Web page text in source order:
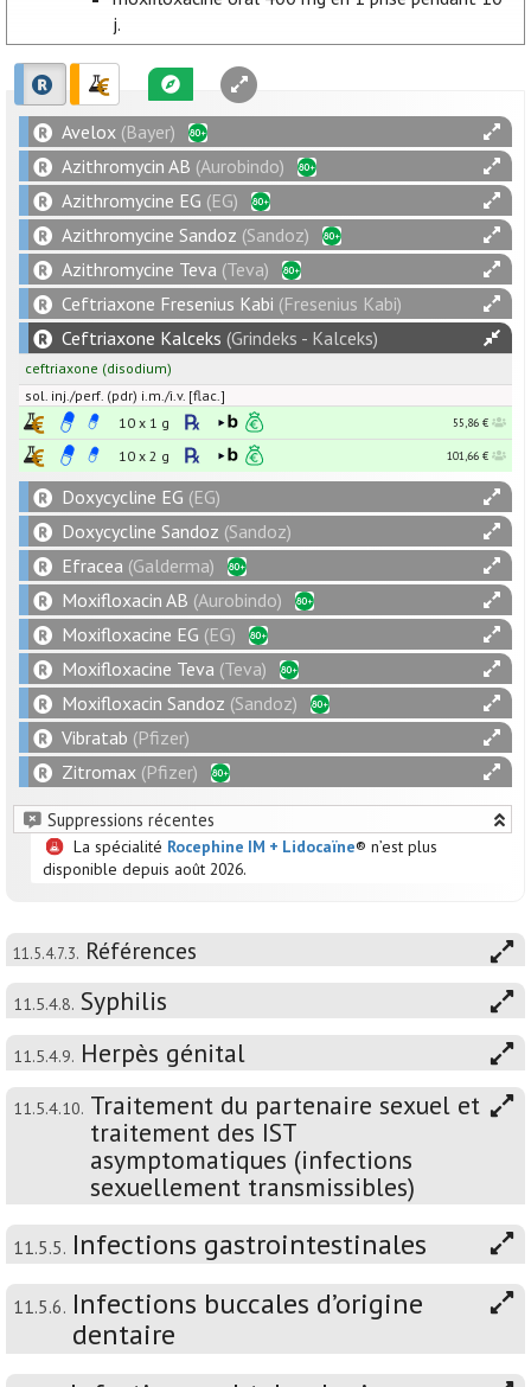
j.
Avelox (Bayer)
Azithromycin AB (Aurobindo)
Azithromycine EG (EG)
Azithromycine Sandoz (Sandoz)
Azithromycine Teva (Teva)
Ceftriaxone Fresenius Kabi (Fresenius Kabi)
Ceftriaxone Kalceks (Grindeks - Kalceks)
ceftriaxone (disodium)
sol. inj./perf. (pdr) i.m./i.v. [flac.]
10 x 1 g 55,86 €
10 x 2 g 101,66 €
Doxycycline EG (EG)
Doxycycline Sandoz (Sandoz)
Efracea (Galderma)
Moxifloxacin AB (Aurobindo)
Moxifloxacine EG (EG)
Moxifloxacine Teva (Teva)
Moxifloxacin Sandoz (Sandoz)
Vibratab (Pfizer)
Zitromax (Pfizer)
Suppressions récentes
La spécialité Rocephine IM + Lidocaïne® n’est plus
disponible depuis août 2026.
11.5.4.7.3. Références
11.5.4.8. Syphilis
11.5.4.9. Herpès génital
11.5.4.10. Traitement du partenaire sexuel et
traitement des IST
asymptomatiques (infections
sexuellement transmissibles)
11.5.5. Infections gastrointestinales
11.5.6. Infections buccales d’origine
dentaire